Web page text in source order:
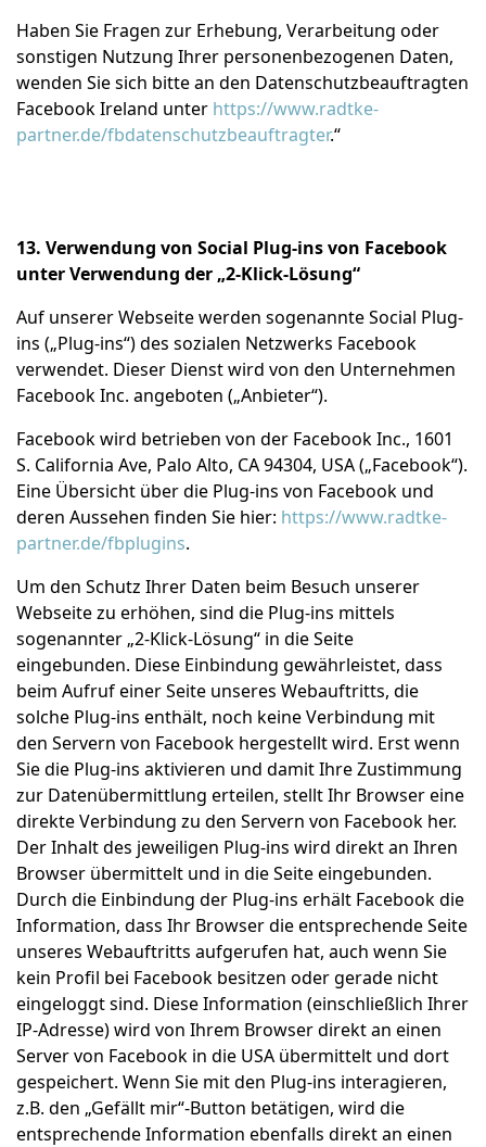
Haben Sie Fragen zur Erhebung, Verarbeitung oder
sonstigen Nutzung Ihrer personenbezogenen Daten,
wenden Sie sich bitte an den Datenschutzbeauftragten
Facebook Ireland unter https://www.radtke-
partner.de/fbdatenschutzbeauftragter.“
13. Verwendung von Social Plug-ins von Facebook
unter Verwendung der „2-Klick-Lösung“
Auf unserer Webseite werden sogenannte Social Plug-
ins („Plug-ins“) des sozialen Netzwerks Facebook
verwendet. Dieser Dienst wird von den Unternehmen
Facebook Inc. angeboten („Anbieter“).
Facebook wird betrieben von der Facebook Inc., 1601
S. California Ave, Palo Alto, CA 94304, USA („Facebook“).
Eine Übersicht über die Plug-ins von Facebook und
deren Aussehen finden Sie hier: https://www.radtke-
partner.de/fbplugins.
Um den Schutz Ihrer Daten beim Besuch unserer
Webseite zu erhöhen, sind die Plug-ins mittels
sogenannter „2-Klick-Lösung“ in die Seite
eingebunden. Diese Einbindung gewährleistet, dass
beim Aufruf einer Seite unseres Webauftritts, die
solche Plug-ins enthält, noch keine Verbindung mit
den Servern von Facebook hergestellt wird. Erst wenn
Sie die Plug-ins aktivieren und damit Ihre Zustimmung
zur Datenübermittlung erteilen, stellt Ihr Browser eine
direkte Verbindung zu den Servern von Facebook her.
Der Inhalt des jeweiligen Plug-ins wird direkt an Ihren
Browser übermittelt und in die Seite eingebunden.
Durch die Einbindung der Plug-ins erhält Facebook die
Information, dass Ihr Browser die entsprechende Seite
unseres Webauftritts aufgerufen hat, auch wenn Sie
kein Profil bei Facebook besitzen oder gerade nicht
eingeloggt sind. Diese Information (einschließlich Ihrer
IP-Adresse) wird von Ihrem Browser direkt an einen
Server von Facebook in die USA übermittelt und dort
gespeichert. Wenn Sie mit den Plug-ins interagieren,
z.B. den „Gefällt mir“-Button betätigen, wird die
entsprechende Information ebenfalls direkt an einen